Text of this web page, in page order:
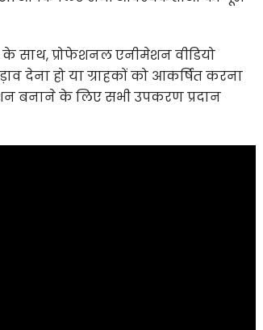
साथ, प्रोफेशनल एनीमेशन वीडियो
देना हो या ग्राहकों को आकर्षित करना
बनाने के लिए सभी उपकरण प्रदान